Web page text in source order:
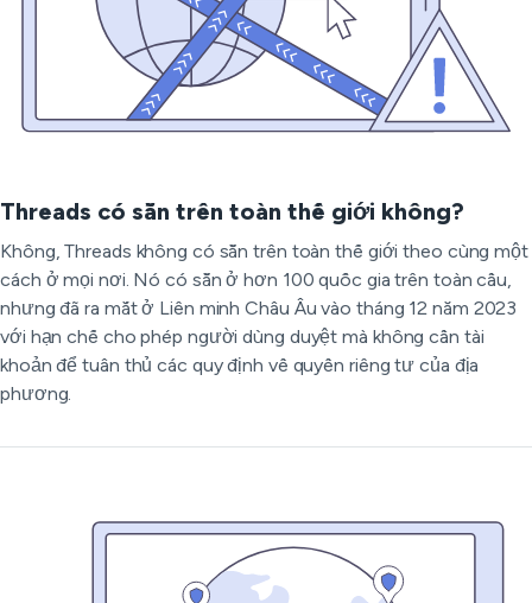
Threads có sẵn trên toàn thế giới không?
Không, Threads không có sẵn trên toàn thế giới theo cùng một
cách ở mọi nơi. Nó có sẵn ở hơn 100 quốc gia trên toàn cầu,
nhưng đã ra mắt ở Liên minh Châu Âu vào tháng 12 năm 2023
với hạn chế cho phép người dùng duyệt mà không cần tài
khoản để tuân thủ các quy định về quyền riêng tư của địa
phương.